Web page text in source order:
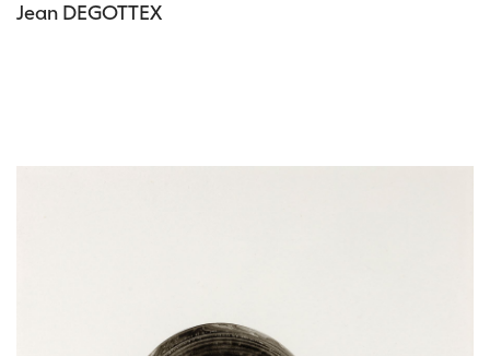
Jean DEGOTTEX